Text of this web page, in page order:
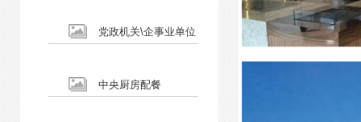
党政机关\企事业单位
中央厨房配餐